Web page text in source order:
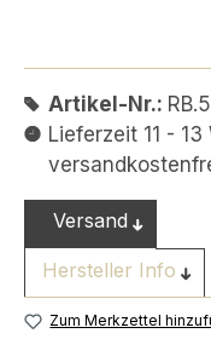
Artikel-Nr.:
Lieferzeit 11 - 13
Versand
Hersteller Info
Zum Merkzettel